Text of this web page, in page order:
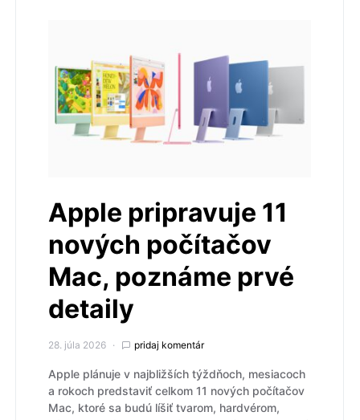
Apple pripravuje 11
nových počítačov
Mac, poznáme prvé
detaily
28. júla 2026 pridaj komentár
Apple plánuje v najbližších týždňoch, mesiacoch
a rokoch predstaviť celkom 11 nových počítačov
Mac, ktoré sa budú líšiť tvarom, hardvérom,